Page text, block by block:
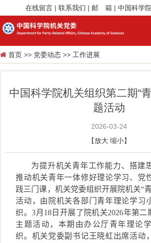
在线留言 | 联系我们 | 邮 箱 | 中国科学院
首页 >> 党委动态 >> 工作进展
中国科学院机关组织第二期“
题活动
2026-03-24
【放大 缩小】
为提升机关青年工作能力、搭建
推动机关青年一体修好理论学习、党
践三门课，机关党委组织开展院机关“
活动，由院机关各部门青年理论学习
织。3月 18日开展了院机关2026年第二
主题活动，本期由办公厅青年理论
织。机关党委副书记王晓虹出席活动